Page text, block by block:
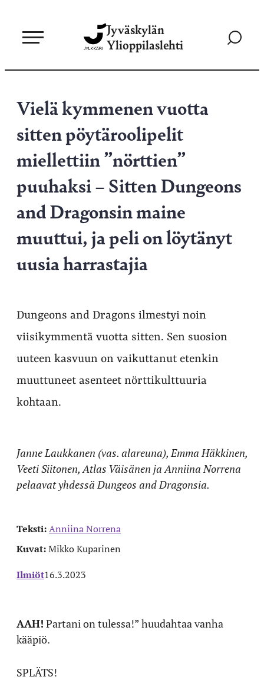
sisältöön
Jyväskylän
Ylioppilaslehti
Siirry
Vielä kymmenen vuotta
sitten pöytäroolipelit
miellettiin ”nörttien”
puuhaksi – Sitten Dungeons
and Dragonsin maine
muuttui, ja peli on löytänyt
uusia harrastajia
Dungeons and Dragons ilmestyi noin
viisikymmentä vuotta sitten. Sen suosion
uuteen kasvuun on vaikuttanut etenkin
muuttuneet asenteet nörttikulttuuria
kohtaan.
Janne Laukkanen (vas. alareuna), Emma Häkkinen,
Veeti Siitonen, Atlas Väisänen ja Anniina Norrena
pelaavat yhdessä Dungeos and Dragonsia.
Teksti:Anniina Norrena
Kuvat:Mikko Kuparinen
Ilmiöt16.3.2023
AAH! Partani on tulessa!” huudahtaa vanha
kääpiö.
SPLÄTS!